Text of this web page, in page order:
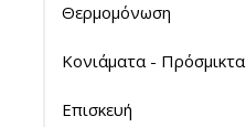
Θερμομόνωση
Κονιάματα - Πρόσμικτα
Επισκευή